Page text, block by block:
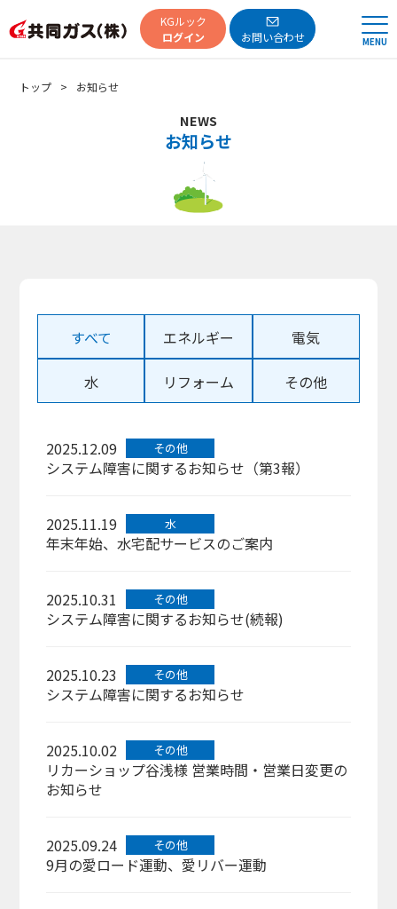
共同ガスKGルック
ログイン
お問い合わせ MENU
トップ お知らせ
NEWS
お知らせ
すべて エネルギー 電気
水 リフォーム その他
2025.12.09 その他
システム障害に関するお知らせ（第3報）
2025.11.19 水
年末年始、水宅配サービスのご案内
2025.10.31 その他
システム障害に関するお知らせ(続報)
2025.10.23 その他
システム障害に関するお知らせ
2025.10.02 その他
リカーショップ谷浅様 営業時間・営業日変更の
お知らせ
2025.09.24 その他
9月の愛ロード運動、愛リバー運動